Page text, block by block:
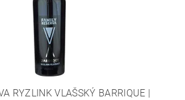
RYZLINK VLAŠSKÝ BARRIQUE |